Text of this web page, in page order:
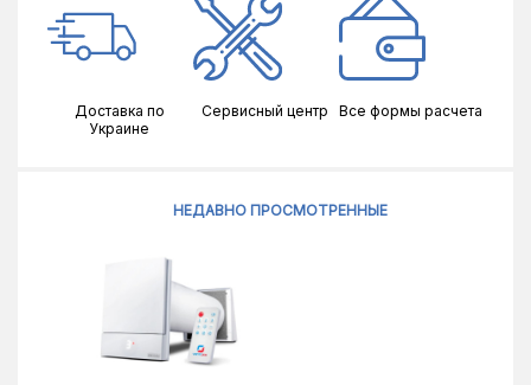
Доставка по
Украине
Сервисный центр Все формы расчета
НЕДАВНО ПРОСМОТРЕННЫЕ